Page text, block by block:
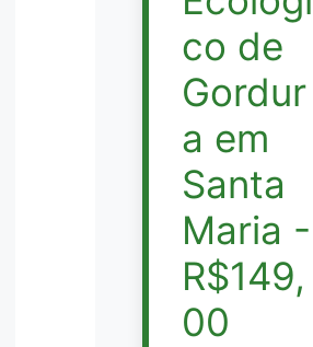
co de
Gordur
a em
Santa
Maria -
R$149,
00